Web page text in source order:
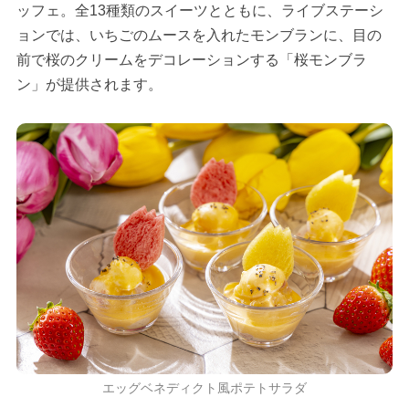
ッフェ。全13種類のスイーツとともに、ライブステーシ
ョンでは、いちごのムースを入れたモンブランに、目の
前で桜のクリームをデコレーションする「桜モンブラ
ン」が提供されます。
エッグベネディクト風ポテトサラダ